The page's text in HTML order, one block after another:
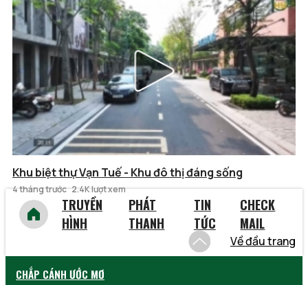
Khu biệt thự Vạn Tuế - Khu đô thị đáng sống
4 tháng trước 2.4K lượt xem
TRUYỀN
HÌNH
PHÁT
THANH
TIN
TỨC
CHECK
MAIL
Về đầu trang
CHẮP CÁNH ƯỚC MƠ